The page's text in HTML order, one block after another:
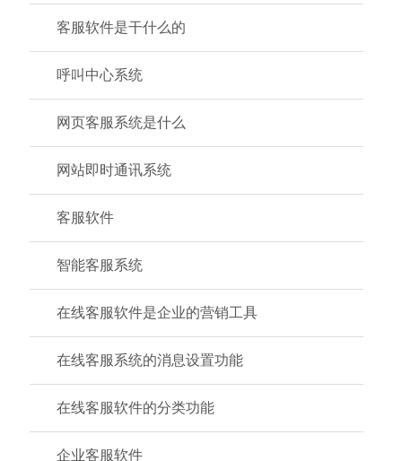
客服软件是干什么的
呼叫中心系统
网页客服系统是什么
网站即时通讯系统
客服软件
智能客服系统
在线客服软件是企业的营销工具
在线客服系统的消息设置功能
在线客服软件的分类功能
企业客服软件